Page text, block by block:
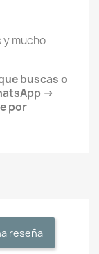
mucho
buscas o
→
por
reseña